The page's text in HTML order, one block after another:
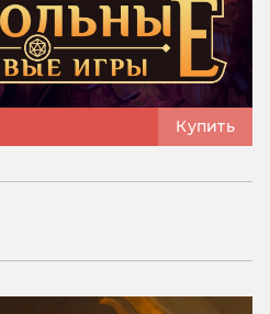
Купить